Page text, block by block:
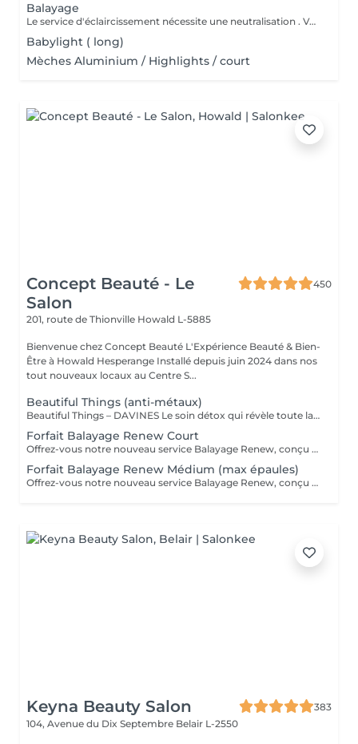
Balayage
Le service d'éclaircissement nécessite une neutralisation . Veuillez cliquer sur le service Patine/Gloss
Babylight ( long)
Mèches Aluminium / Highlights / court
Concept Beauté - Le
Salon
450
201, route de Thionville Howald L-5885
Bienvenue chez Concept Beauté L'Expérience Beauté & Bien-
Être à Howald Hesperange Installé depuis juin 2024 dans nos
tout nouveaux locaux au Centre S...
Beautiful Things (anti-métaux)
Beautiful Things – DAVINES Le soin détox qui révèle toute la beauté de vos cheveux. Le soin Beautiful Things de DAVINES est un traitement professionnel spécialement conçu pour les cheveux poreux, sensibilisés ou ayant subi des services techniques (coloration, mèches, balayage...). Ses bienfaits : ✨ Neutralise les métaux présents dans la fibre capillaire et déposés par l'eau. 🎨 Préserve l'éclat et prolonge la tenue de la couleur. 💪 Renforce et améliore la qualité de la fibre capillaire. 🌿 Réduit la porosité pour un cheveu plus uniforme. 🌟 Apporte douceur, brillance et une meilleure résistance aux agressions. Idéal pour : ✔ Les cheveux colorés. ✔ Les cheveux méchés ou décolorés. ✔ Les cheveux poreux, sensibilisés ou fragilisés. ✔ Préparer le cheveu avant une coloration ou prolonger les résultats après un service technique. Le résultat : Des cheveux plus sains, plus forts, une couleur plus lumineuse et durable, et une fibre visiblement transformée dès la première application. Ce soin est particulièrement recommandé pour toutes les clientes qui réalisent régulièrement des colorations ou des mèches et qui souhaitent préserver la beauté et la santé de leurs cheveux sur le long terme.
Forfait Balayage Renew Court
Offrez-vous notre nouveau service Balayage Renew, conçu pour vous sublimer . -Diagnostic personnalisé : Nos experts analysent votre type de cheveux, votre couleur et vos besoins spécifiques. -Technique de balayage sur mesure : Nous appliquons un balayage adapté à votre chevelure pour un résultat naturel, lumineux et sur-mesure, en parfaite harmonie avec votre teint et vos préférences. -Reconstruction profonde : Après la coloration, vos cheveux profitent d'un soin de reconstruction intense pour renforcer et hydrater chaque mèche, redonnant souplesse et brillance à votre chevelure. -Coupe et coiffage personnalisés : Une coupe et un coiffage final et à votre style, viennent sublimer votre nouveau look. -Conseils de routine à domicile "Le tarif peut faire l'objet d'un supplément personnalisé en fonction de la technique, du temps nécessaire, de la longueur et de l'épaisseur des cheveux. Un devis précis vous sera proposé lors du diagnostic en début de rendez-vous."
Forfait Balayage Renew Médium (max épaules)
Offrez-vous notre nouveau service Balayage Renew, conçu pour vous sublimer . -Diagnostic personnalisé : Nos experts analysent votre type de cheveux, votre couleur et vos besoins spécifiques. -Technique de balayage sur mesure : Nous appliquons un balayage adapté à votre chevelure pour un résultat naturel, lumineux et sur-mesure, en parfaite harmonie avec votre teint et vos préférences. -Reconstruction profonde : Après la coloration, vos cheveux profitent d'un soin de reconstruction intense pour renforcer et hydrater chaque mèche, redonnant souplesse et brillance à votre chevelure. -Coupe et coiffage personnalisés : Une coupe et un coiffage final et à votre style, viennent sublimer votre nouveau look. -Conseils de routine à domicile "Le tarif peut faire l'objet d'un supplément personnalisé en fonction de la technique, du temps nécessaire, de la longueur et de l'épaisseur des cheveux. Un devis précis vous sera proposé lors du diagnostic en début de rendez-vous."
Keyna Beauty Salon
383
104, Avenue du Dix Septembre Belair L-2550